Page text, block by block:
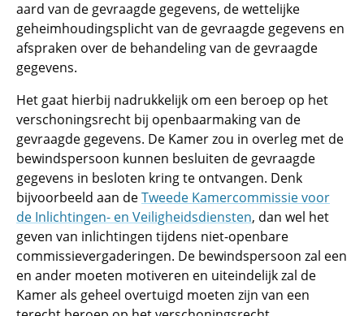
aard van de gevraagde gegevens, de wettelijke
geheimhoudingsplicht van de gevraagde gegevens en
afspraken over de behandeling van de gevraagde
gegevens.
Het gaat hierbij nadrukkelijk om een beroep op het
verschoningsrecht bij openbaarmaking van de
gevraagde gegevens. De Kamer zou in overleg met de
bewindspersoon kunnen besluiten de gevraagde
gegevens in besloten kring te ontvangen. Denk
bijvoorbeeld aan deTweede Kamercommissie voor
de Inlichtingen- en Veiligheidsdiensten, dan wel het
geven van inlichtingen tijdens niet-openbare
commissievergaderingen. De bewindspersoon zal een
en ander moeten motiveren en uiteindelijk zal de
Kamer als geheel overtuigd moeten zijn van een